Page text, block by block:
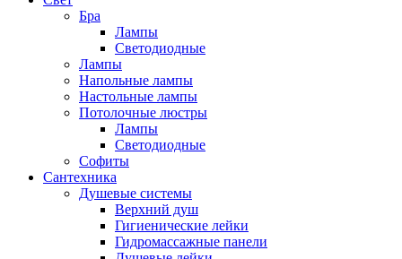
Бра
Лампы
Светодиодные
Лампы
Напольные лампы
Настольные лампы
Потолочные люстры
Лампы
Светодиодные
Софиты
Сантехника
Душевые системы
Верхний душ
Гигиенические лейки
Гидромассажные панели